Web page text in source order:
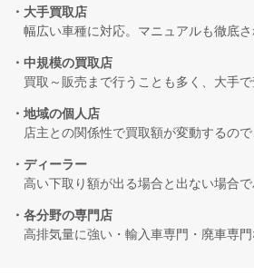
・大手買取店
幅広い車種に対応。マニュアルも徹底
・中規模の買取店
買取～販売まで行うことも多く、大手
・地域の個人店
店主との関係性で買取額が変動するの
・ディーラー
高い下取り額が出る場合と出ない場合
・各分野の専門店
高排気量に強い・輸入車専門・廃車専